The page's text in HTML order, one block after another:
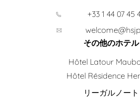
+33 1 44 07 45
その他のホテル
Hôtel Latour
Hôtel Résidence
リーガルノート